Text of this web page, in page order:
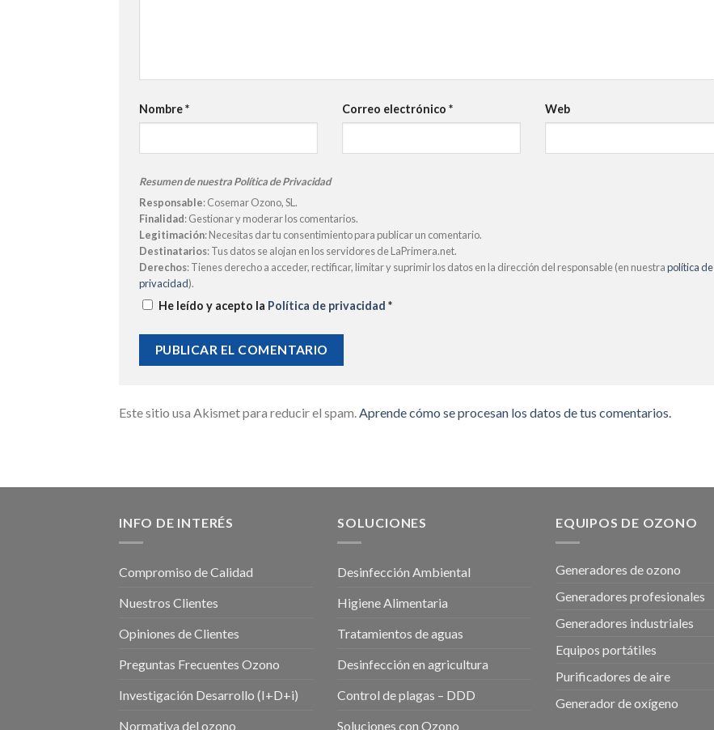
Nombre* Correo electrónico * Web
Resumen de nuestra Política de Privacidad
Responsable: Cosemar Ozono, SL.
Finalidad: Gestionar y moderar los comentarios.
Legitimación: Necesitas dar tu consentimiento para publicar un comentario.
Destinatarios: Tus datos se alojan en los servidores de LaPrimera.net.
Derechos: Tienes derecho a acceder, rectificar, limitar y suprimir los datos en la dirección del responsable (en nuestrapolítica de
privacidad).
He leído y acepto la Política de privacidad *
Este sitio usa Akismet para reducir el spam. Aprende cómo se procesan los datos de tus comentarios.
INFO DE INTERÉS
Compromiso de Calidad
Nuestros Clientes
Opiniones de Clientes
Preguntas Frecuentes Ozono
Investigación Desarrollo (I+D+i)
Normativa del ozono
SOLUCIONES
Desinfección Ambiental
Higiene Alimentaria
Tratamientos de aguas
Desinfección en agricultura
Control de plagas – DDD
Soluciones con Ozono
EQUIPOS DE OZONO
Generadores de ozono
Generadores profesionales
Generadores industriales
Equipos portátiles
Purificadores de aire
Generador de oxígeno